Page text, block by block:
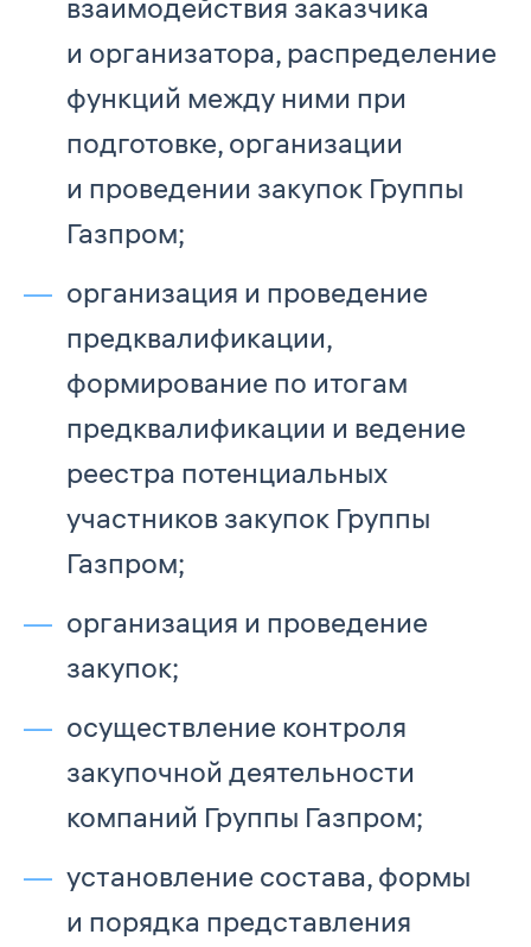
взаимодействия заказчика
и организатора, распределение
функций между ними при
подготовке, организации
и проведении закупок Группы
Газпром;
организация и проведение
предквалификации,
формирование по итогам
предквалификации и ведение
реестра потенциальных
участников закупок Группы
Газпром;
организация и проведение
закупок;
осуществление контроля
закупочной деятельности
компаний Группы Газпром;
установление состава, формы
и порядка представления